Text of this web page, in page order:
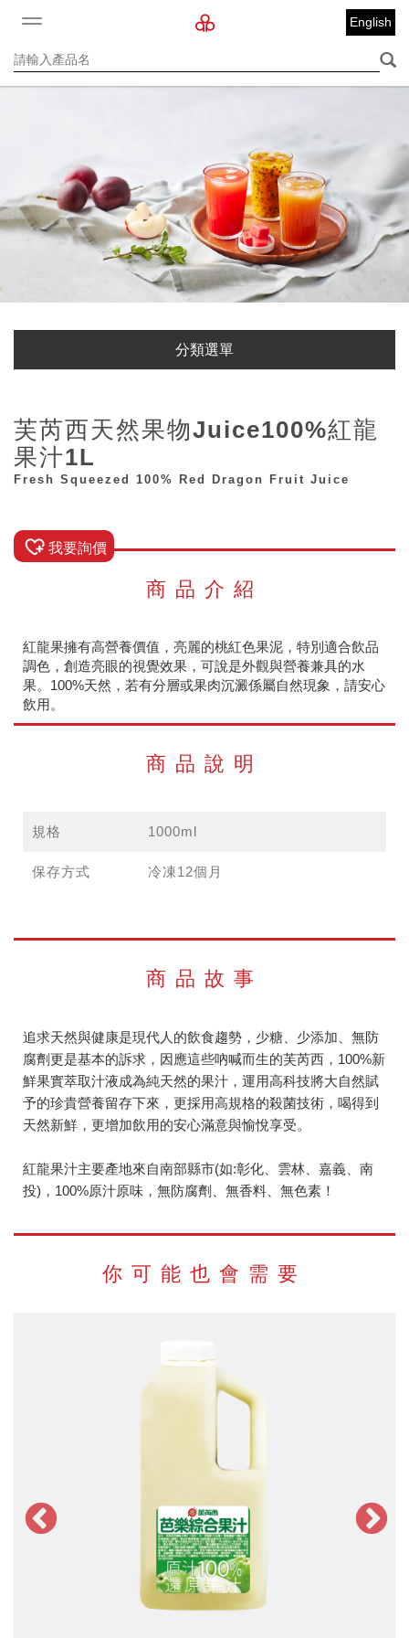
English
分類選單
芙芮西天然果物Juice100%紅龍
果汁1L
Fresh Squeezed 100% Red Dragon Fruit Juice
我要詢價
商品介紹
紅龍果擁有高營養價值，亮麗的桃紅色果泥，特別適合飲品
調色，創造亮眼的視覺效果，可說是外觀與營養兼具的水
果。100%天然，若有分層或果肉沉澱係屬自然現象，請安心
飲用。
商品說明
規格 1000ml
保存方式 冷凍12個月
商品故事
追求天然與健康是現代人的飲食趨勢，少糖、少添加、無防
腐劑更是基本的訴求，因應這些吶喊而生的芙芮西，100%新
鮮果實萃取汁液成為純天然的果汁，運用高科技將大自然賦
予的珍貴營養留存下來，更採用高規格的殺菌技術，喝得到
天然新鮮，更增加飲用的安心滿意與愉悅享受。
紅龍果汁主要產地來自南部縣市(如:彰化、雲林、嘉義、南
投)，100%原汁原味，無防腐劑、無香料、無色素！
你可能也會需要